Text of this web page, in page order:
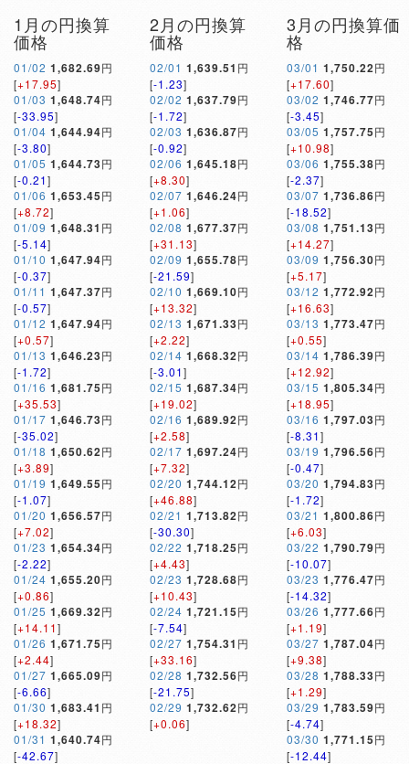
1月の円換算
価格
01/02 1,682.69円
[+17.95]
01/03 1,648.74円
[-33.95]
01/04 1,644.94円
[-3.80]
01/05 1,644.73円
[-0.21]
01/06 1,653.45円
[+8.72]
01/09 1,648.31 円
[-5.14]
01/10 1,647.94円
[-0.37]
01/11 1,647.37円
[-0.57]
01/12 1,647.94円
[+0.57]
01/13 1,646.23円
[-1.72]
01/16 1,681.75円
[+35.53]
01/17 1,646.73円
[-35.02]
01/18 1,650.62円
[+3.89]
01/19 1,649.55円
[-1.07]
01/20 1,656.57円
[+7.02]
01/23 1,654.34円
[-2.22]
01/24 1,655.20円
[+0.86]
01/25 1,669.32円
[+14.11]
01/26 1,671.75円
[+2.44]
01/27 1,665.09円
[-6.66]
01/30 1,683.41 円
[+18.32]
01/31 1,640.74円
[-42.67]
2月の円換算
価格
02/01 1,639.51 円
[-1.23]
02/02 1,637.79円
[-1.72]
02/03 1,636.87円
[-0.92]
02/06 1,645.18円
[+8.30]
02/07 1,646.24円
[+1.06]
02/08 1,677.37円
[+31.13]
02/09 1,655.78円
[-21.59]
02/10 1,669.10円
[+13.32]
02/13 1,671.33円
[+2.22]
02/14 1,668.32円
[-3.01]
02/15 1,687.34円
[+19.02]
02/16 1,689.92円
[+2.58]
02/17 1,697.24円
[+7.32]
02/20 1,744.12円
[+46.88]
02/21 1,713.82円
[-30.30]
02/22 1,718.25円
[+4.43]
02/23 1,728.68円
[+10.43]
02/24 1,721.15円
[-7.54]
02/27 1,754.31 円
[+33.16]
02/28 1,732.56円
[-21.75]
02/29 1,732.62円
[+0.06]
3月の円換算価
格
03/01 1,750.22円
[+17.60]
03/02 1,746.77円
[-3.45]
03/05 1,757.75円
[+10.98]
03/06 1,755.38円
[-2.37]
03/07 1,736.86円
[-18.52]
03/08 1,751.13円
[+14.27]
03/09 1,756.30円
[+5.17]
03/12 1,772.92円
[+16.63]
03/13 1,773.47円
[+0.55]
03/14 1,786.39円
[+12.92]
03/15 1,805.34円
[+18.95]
03/16 1,797.03円
[-8.31]
03/19 1,796.56円
[-0.47]
03/20 1,794.83円
[-1.72]
03/21 1,800.86円
[+6.03]
03/22 1,790.79円
[-10.07]
03/23 1,776.47円
[-14.32]
03/26 1,777.66円
[+1.19]
03/27 1,787.04円
[+9.38]
03/28 1,788.33円
[+1.29]
03/29 1,783.59円
[-4.74]
03/30 1,771.15円
[-12.44]